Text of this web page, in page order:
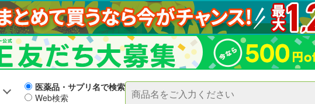
医薬品・サプリ名で検索
Web検索